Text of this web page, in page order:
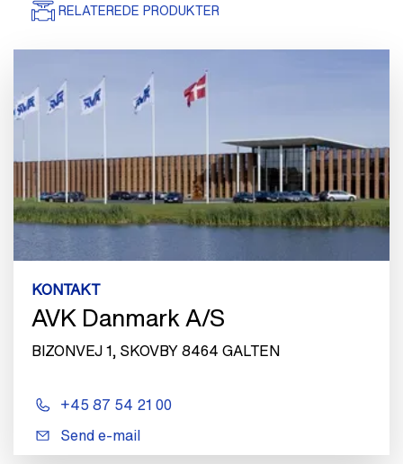
RELATEREDE PRODUKTER
KONTAKT
AVK Danmark A/S
BIZONVEJ 1, SKOVBY 8464 GALTEN
+45 87 54 21 00
Send e-mail